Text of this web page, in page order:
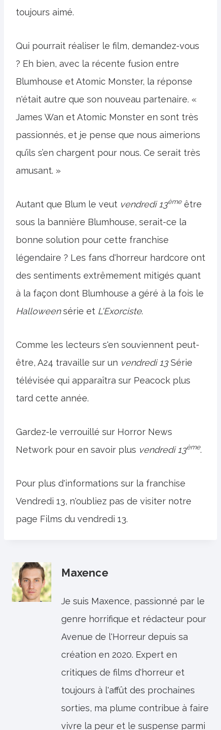
toujours aimé.
Qui pourrait réaliser le film, demandez-vous
? Eh bien, avec la récente fusion entre
Blumhouse et Atomic Monster, la réponse
n'était autre que son nouveau partenaire. «
James Wan et Atomic Monster en sont très
passionnés, et je pense que nous aimerions
qu’ils s’en chargent pour nous. Ce serait très
amusant. »
Autant que Blum le veut vendredi 13èmeêtre
sous la bannière Blumhouse, serait-ce la
bonne solution pour cette franchise
légendaire ? Les fans d'horreur hardcore ont
des sentiments extrêmement mitigés quant
à la façon dont Blumhouse a géré à la fois le
Halloweensérie et L'Exorciste.
Comme les lecteurs s'en souviennent peut-
être, A24 travaille sur un vendredi 13Série
télévisée qui apparaîtra sur Peacock plus
tard cette année.
Gardez-le verrouillé sur Horror News
Network pour en savoir plus vendredi 13ème.
Pour plus d'informations sur la franchise
Vendredi 13, n'oubliez pas de visiter notre
page Films du vendredi 13.
Maxence
Je suis Maxence, passionné par le
genre horrifique et rédacteur pour
Avenue de l'Horreur depuis sa
création en 2020. Expert en
critiques de films d'horreur et
toujours à l'affût des prochaines
sorties, ma plume contribue à faire
vivre la peur et le suspense parmi